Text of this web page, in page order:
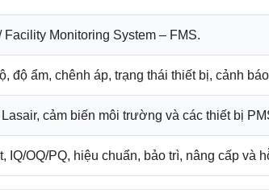
Monitoring System – FMS.
độ ẩm, chênh áp, trạng thái thiết bị, cảnh
cảm biến môi trường và các thiết bị
IQ/OQ/PQ, hiệu chuẩn, bảo trì, nâng cấp và